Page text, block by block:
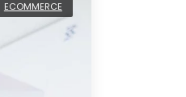
ECOMMERCE